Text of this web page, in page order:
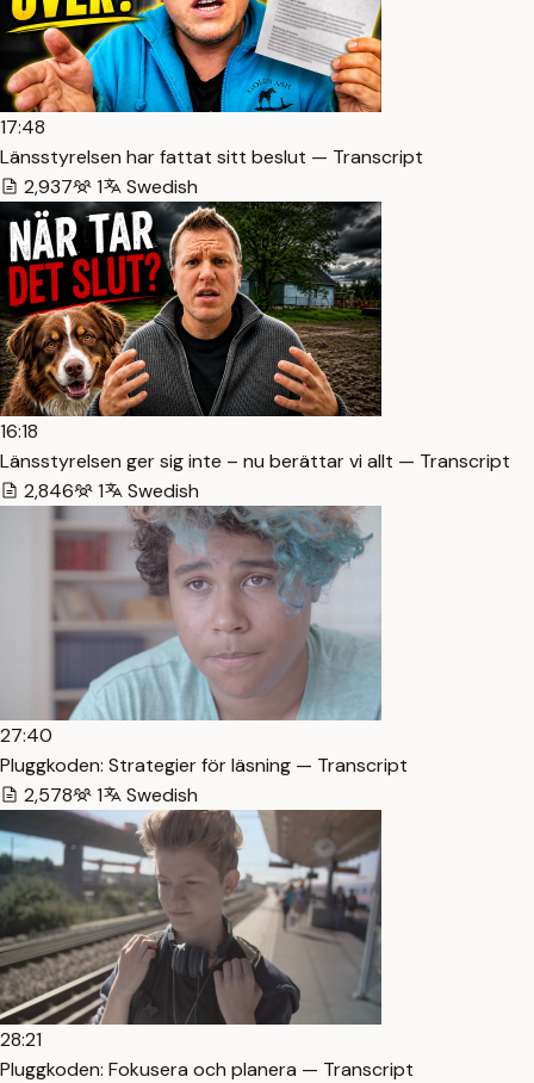
17:48
Länsstyrelsen har fattat sitt beslut — Transcript
2,937
1 Swedish
16:18
Länsstyrelsen ger sig inte – nu berättar vi allt — Transcript
2,846
1 Swedish
27:40
Pluggkoden: Strategier för läsning — Transcript
2,578
1 Swedish
28:21
Pluggkoden: Fokusera och planera — Transcript